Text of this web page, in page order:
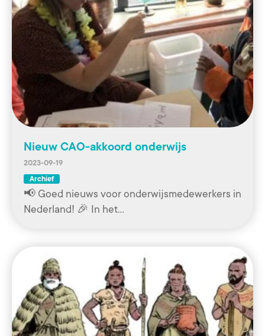
Nieuw CAO-akkoord onderwijs
2023-09-19
Archief
📢 Goed nieuws voor onderwijsmedewerkers in
Nederland! 🎉 In het…